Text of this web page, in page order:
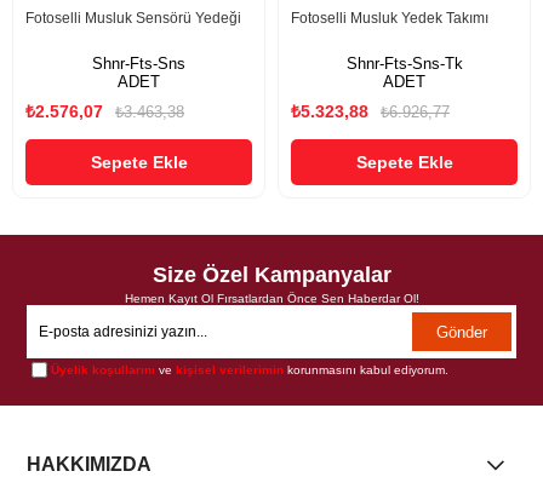
Fotoselli Musluk Sensörü Yedeği
Shnr-Fts-Sns
ADET
₺2.576,07 ₺3.463,38
Sepete Ekle
Fotoselli Musluk Yedek Takımı
Shnr-Fts-Sns-Tk
ADET
₺5.323,88 ₺6.926,77
Sepete Ekle
Size Özel Kampanyalar
Hemen Kayıt Ol Fırsatlardan Önce Sen Haberdar Ol!
Gönder
Üyelik koşullarını ve kişisel verilerimin korunmasını kabul ediyorum.
HAKKIMIZDA